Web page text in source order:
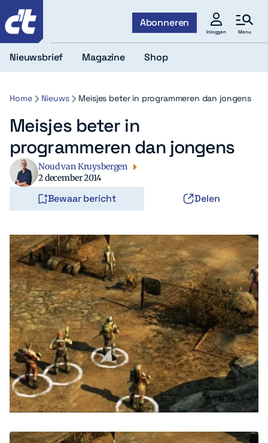
Abonneren
Inloggen Menu
Zoeken Zoek
Nieuwsbrief Magazine Shop
Home Nieuws Meisjes beter in programmeren dan jongens
Meisjes beter in
programmeren dan jongens
Noud van Kruysbergen
2 december 2014
Bewaar bericht Delen